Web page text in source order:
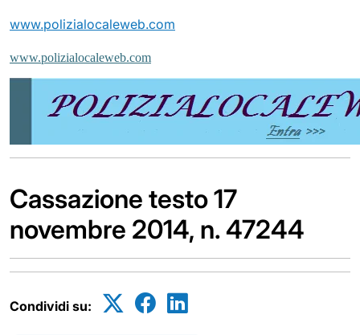
www.polizialocaleweb.com
www.polizialocaleweb.com
Cassazione testo 17
novembre 2014, n. 47244
Condividi su: